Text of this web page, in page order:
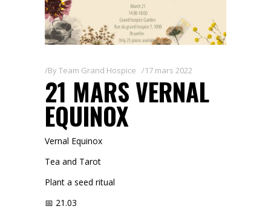
ByTeam Grand Hospice 17 mars 2022
21 MARS VERNAL
EQUINOX
Vernal Equinox
Tea and Tarot
Plant a seed ritual
📅 21.03